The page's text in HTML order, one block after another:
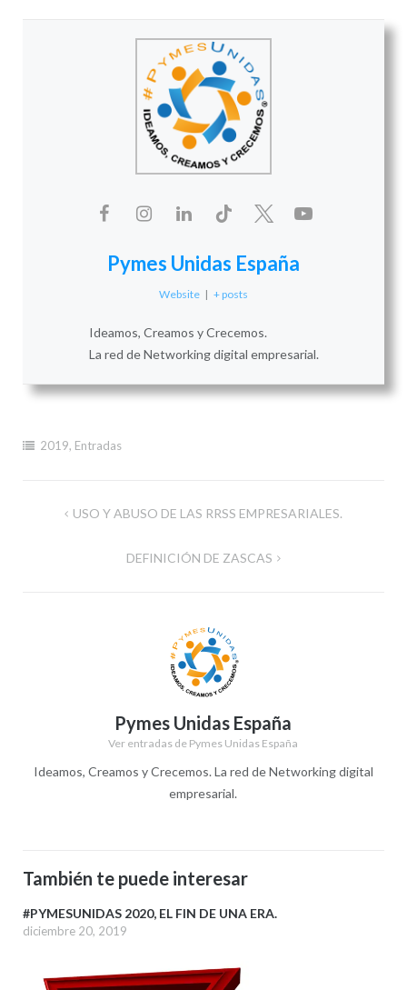
Pymes Unidas España
Website | + posts
Ideamos, Creamos y Crecemos.
La red de Networking digital empresarial.
2019, Entradas
Navegación
USO Y ABUSO DE LAS RRSS EMPRESARIALES.
DEFINICIÓN DE ZASCAS
Pymes Unidas España
Ver entradas de Pymes Unidas España
Ideamos, Creamos y Crecemos. La red de Networking digital
empresarial.
También te puede interesar
#PYMESUNIDAS 2020, EL FIN DE UNA ERA.
diciembre 20, 2019